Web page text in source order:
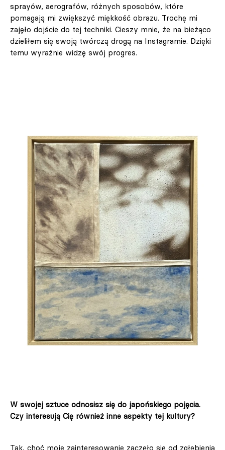
sprayów, aerografów, różnych sposobów, które
pomagają mi zwiększyć miękkość obrazu. Trochę mi
zajęło dojście do tej techniki. Cieszy mnie, że na bieżąco
dzieliłem się swoją twórczą drogą na Instagramie. Dzięki
temu wyraźnie widzę swój progres.
W swojej sztuce odnosisz się do japońskiego pojęcia.
Czy interesują Cię również inne aspekty tej kultury?
Tak, choć moje zainteresowanie zaczęło się od zgłębienia